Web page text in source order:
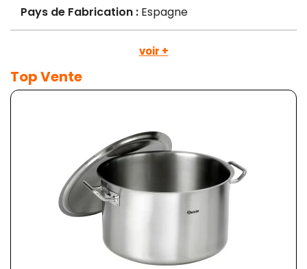
Pays de Fabrication : Espagne
voir +
Top Vente